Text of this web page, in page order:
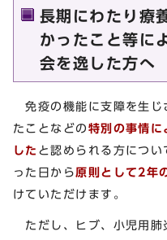
長期にわたり療
かったこと等に
会を逸した方へ
免疫の機能に支障を生じ
たことなどの 特別の事情に
した と認められる方につ
った日から原則として2年
けていただけます。
ただし、ヒブ、小児用肺